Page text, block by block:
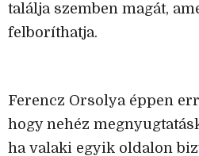
találja szemben magát,
felboríthatja.
Ferencz Orsolya éppen
hogy nehéz
ha valaki egyik oldalon